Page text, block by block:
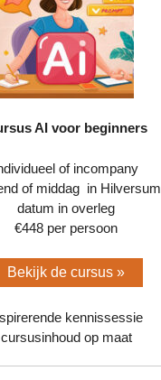
AI voor beginners
of incompany
of middag in Hilversum
datum in overleg
€448 per persoon
Bekijk de cursus »
kennissessie
cursusinhoud op maat